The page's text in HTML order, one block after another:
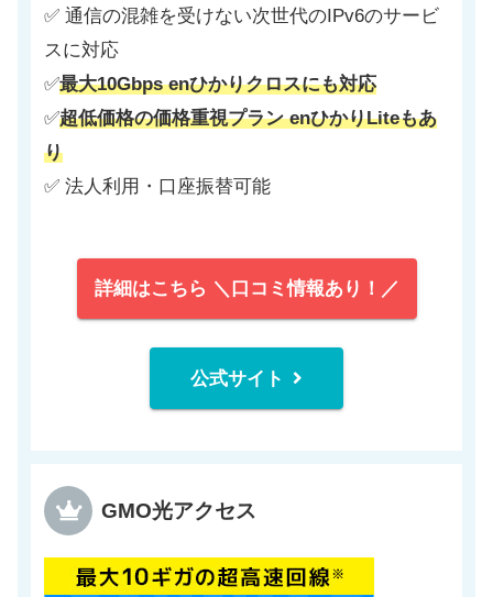
✅ 通信の混雑を受けない次世代のIPv6のサービ
スに対応
✅最大10Gbps enひかりクロスにも対応
✅超低価格の価格重視プラン enひかりLiteもあ
り
✅ 法人利用・口座振替可能
詳細はこちら ＼口コミ情報あり！／
公式サイト
GMO光アクセス